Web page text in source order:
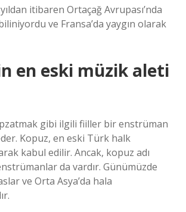
itibaren Ortaçağ Avrupası’nda
ve Fransa’da yaygın olarak
en eski müzik aleti
gibi ilgili fiiller bir enstrüman
Kopuz, en eski Türk halk
kabul edilir. Ancak, kopuz adı
da vardır. Günümüzde
ve Orta Asya’da hala